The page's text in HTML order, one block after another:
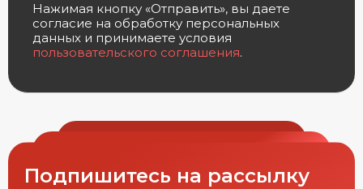
Нажимая кнопку «Отправить», вы даете
согласие на обработку персональных
данных и принимаете условия
пользовательского соглашения.
Подпишитесь на рассылку